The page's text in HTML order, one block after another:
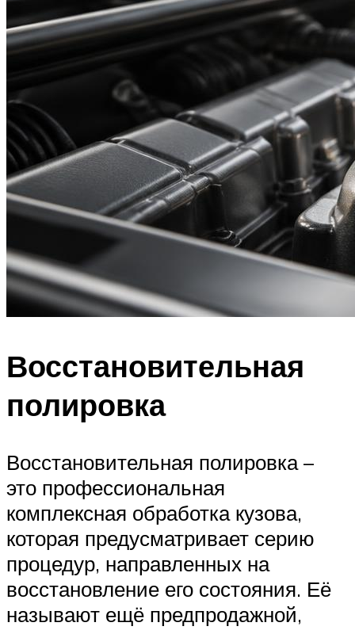
Восстановительная
полировка
Восстановительная полировка –
это профессиональная
комплексная обработка кузова,
которая предусматривает серию
процедур, направленных на
восстановление его состояния. Её
называют ещё предпродажной,